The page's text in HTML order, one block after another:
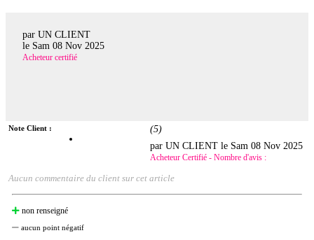
par UN CLIENT
le Sam 08 Nov 2025
Acheteur certifié
Note Client : (5)
par UN CLIENT le Sam 08 Nov 2025
Acheteur Certifié - Nombre d'avis :
Aucun commentaire du client sur cet article
non renseigné
aucun point négatif